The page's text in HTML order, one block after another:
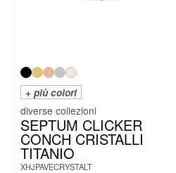
+ più colori
SEPTUM CLICKER
CONCH CRISTALLI
TITANIO
XHJPAVECRYSTALT